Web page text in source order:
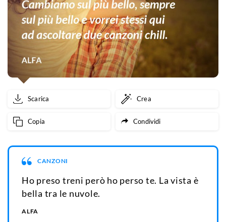
Scarica Crea
Copia Condividi
CANZONI
Ho preso treni però ho perso te. La vista è
bella tra le nuvole.
ALFA